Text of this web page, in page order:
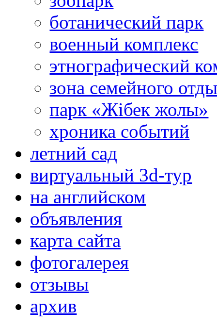
ботанический парк
военный комплекс
этнографический
зона семейного
парк «Жібек жолы»
хроника событий
летний сад
виртуальный 3d-тур
на английском
объявления
карта сайта
фотогалерея
отзывы
архив